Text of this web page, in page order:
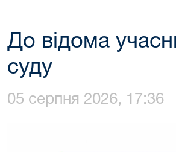
До відома
суду
05 серпня 2026, 17:36